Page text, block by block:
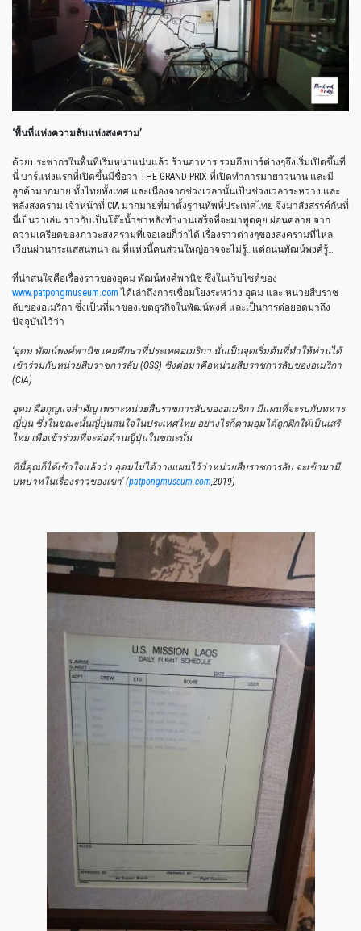
‘พื้นที่แห่งความลับแห่งสงคราม’
ด้วยประชากรในพื้นที่เริ่มหนาแน่นแล้ว ร้านอาหาร รวมถึงบาร์ต่างๆจึงเริ่มเปิดขึ้นที่
นี่ บาร์แห่งแรกที่เปิดขึ้นมีชื่อว่า THE GRAND PRIX ที่เปิดทำการมายาวนาน และมี
ลูกค้ามากมาย ทั้งไทยทั้งเทศ และเนื่องจากช่วงเวลานั้นเป็นช่วงเวลาระหว่าง และ
หลังสงคราม เจ้าหน้าที่ CIA มากมายที่มาตั้งฐานทัพที่ประเทศไทย จึงมาสังสรรค์กันที่
นี่เป็นว่าเล่น ราวกับเป็นโต๊ะน้ำชาหลังทำงานเสร็จที่จะมาพูดคุย ผ่อนคลาย จาก
ความเครียดของภาวะสงครามที่เจอเลยก็ว่าได้ เรื่องราวต่างๆของสงครามที่ไหล
เวียนผ่านกระแสสนทนา ณ ที่แห่งนี้คนส่วนใหญ่อาจจะไม่รู้…แต่ถนนพัฒน์พงศ์รู้…
ที่น่าสนใจคือเรื่องราวของอุดม พัฒน์พงศ์พานิช ซึ่งในเว็บไซต์ของ
www.patpongmuseum.com ได้เล่าถึงการเชื่อมโยงระหว่าง อุดม และ หน่วยสืบราช
ลับของอเมริกา ซึ่งเป็นที่มาของเขตธุรกิจในพัฒน์พงศ์ และเป็นการต่อยอดมาถึง
ปัจจุบันไว้ว่า
‘อุดม พัฒน์พงศ์พานิช เคยศึกษาที่ประเทศอเมริกา นั่นเป็นจุดเริ่มต้นที่ทำให้ท่านได้
เข้าร่วมกับหน่วยสืบราชการลับ(OSS) ซึ่งต่อมาคือหน่วยสืบราชการลับของอเมริกา
(CIA)
อุดม คือกุญแจสำคัญ เพราะหน่วยสืบราชการลับของอเมริกา มีแผนที่จะรบกับทหาร
ญี่ปุ่น ซึ่งในขณะนั้นญี่ปุ่นสนใจในประเทศไทย อย่างไรก็ตามอุมได้ถูกฝึกให้เป็นเสรี
ไทย เพื่อเข้าร่วมที่จะต่อต้านญี่ปุ่นในขณะนั้น
ทีนี้คุณก็ได้เข้าใจแล้วว่า อุดมไม่ได้วางแผนไว้ว่าหน่วยสืบราชการลับ จะเข้ามามี
บทบาทในเรื่องราวของเขา’ (patpongmuseum.com,2019)